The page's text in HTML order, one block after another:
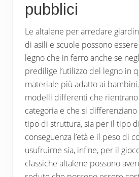
pubblici
Le altalene per arredare
di asili e scuole possono
legno che in ferro anche se
predilige l’utilizzo del legno in
materiale più adatto ai
modelli differenti che
categoria e che si
tipo di struttura, sia per il tipo
conseguenza l’età e il peso di
usufruirne sia, infine, per il
classiche altalene possono